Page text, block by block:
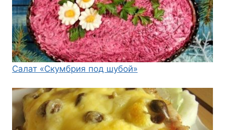
Салат «Скумбрия под шубой»